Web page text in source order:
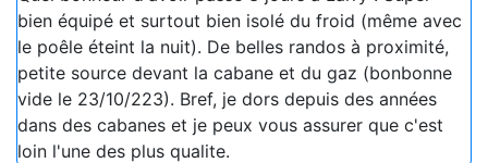
bien équipé et surtout bien isolé du froid (même avec
le poêle éteint la nuit). De belles randos à proximité,
petite source devant la cabane et du gaz (bonbonne
vide le 23/10/223). Bref, je dors depuis des années
dans des cabanes et je peux vous assurer que c'est
loin l'une des plus qualite.